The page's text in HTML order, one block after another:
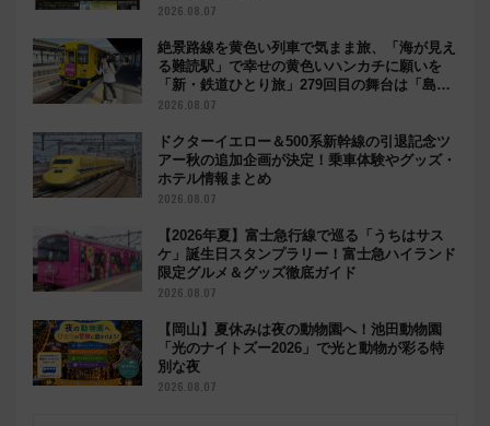
2026.08.07
絶景路線を黄色い列車で気まま旅、「海が見え
る難読駅」で幸せの黄色いハンカチに願いを
「新・鉄道ひとり旅」279回目の舞台は「島原
鉄道」
2026.08.07
ドクターイエロー＆500系新幹線の引退記念ツ
アー秋の追加企画が決定！乗車体験やグッズ・
ホテル情報まとめ
2026.08.07
【2026年夏】富士急行線で巡る「うちはサス
ケ」誕生日スタンプラリー！富士急ハイランド
限定グルメ＆グッズ徹底ガイド
2026.08.07
【岡山】夏休みは夜の動物園へ！池田動物園
「光のナイトズー2026」で光と動物が彩る特
別な夜
2026.08.07